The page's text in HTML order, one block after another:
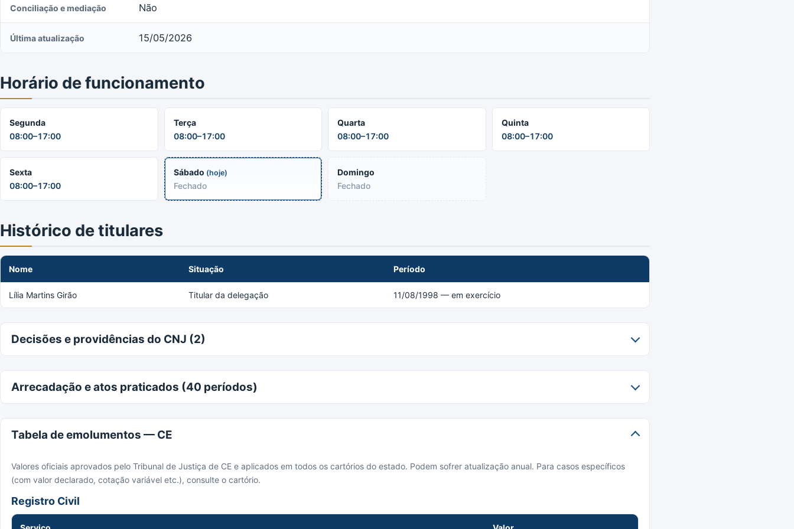
Conciliação e mediação Não
Última atualização 15/05/2026
Horário de funcionamento
Segunda
08:00–17:00
Terça
08:00–17:00
Quarta
08:00–17:00
Quinta
08:00–17:00
Sexta
08:00–17:00
Sábado (hoje)
Fechado
Domingo
Fechado
Histórico de titulares
Nome Situação Período
Lília Martins Girão Titular da delegação 11/08/1998 — em exercício
Decisões e providências do CNJ (2)
Arrecadação e atos praticados (40 períodos)
Tabela de emolumentos — CE
Valores oficiais aprovados pelo Tribunal de Justiça de CE e aplicados em todos os cartórios do estado. Podem sofrer atualização anual. Para casos específicos
(com valor declarado, cotação variável etc.), consulte o cartório.
Registro Civil